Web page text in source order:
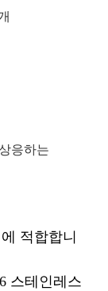
응하는
적합합니
스테인레스